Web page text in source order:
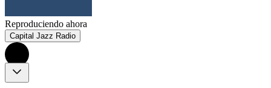
Reproduciendo ahora
Capital Jazz Radio